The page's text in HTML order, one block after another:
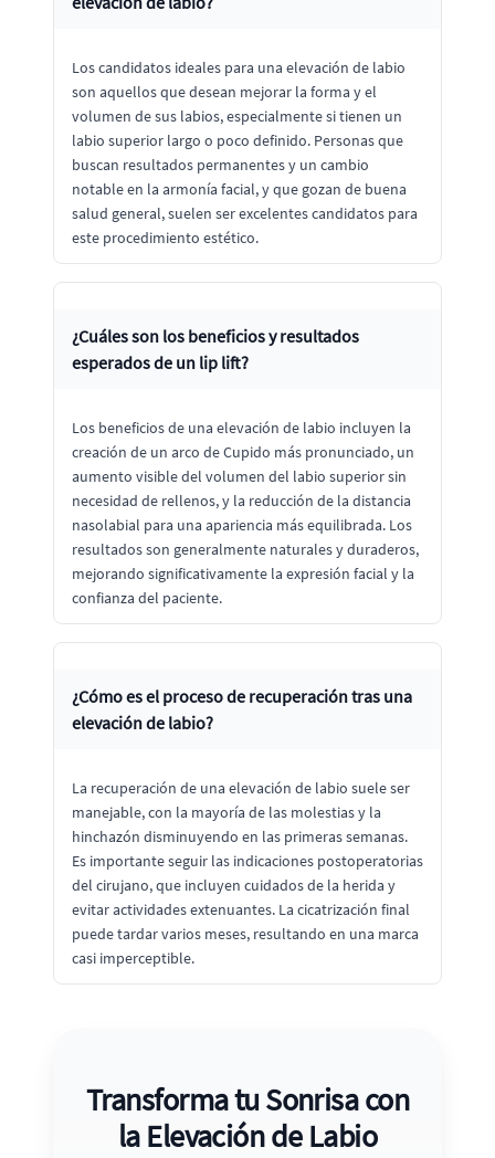
Los candidatos ideales para una elevación de labio
son aquellos que desean mejorar la forma y el
volumen de sus labios, especialmente si tienen un
labio superior largo o poco definido. Personas que
buscan resultados permanentes y un cambio
notable en la armonía facial, y que gozan de buena
salud general, suelen ser excelentes candidatos para
este procedimiento estético.
¿Cuáles son los beneficios y resultados
esperados de un lip lift?
Los beneficios de una elevación de labio incluyen la
creación de un arco de Cupido más pronunciado, un
aumento visible del volumen del labio superior sin
necesidad de rellenos, y la reducción de la distancia
nasolabial para una apariencia más equilibrada. Los
resultados son generalmente naturales y duraderos,
mejorando significativamente la expresión facial y la
confianza del paciente.
¿Cómo es el proceso de recuperación tras una
elevación de labio?
La recuperación de una elevación de labio suele ser
manejable, con la mayoría de las molestias y la
hinchazón disminuyendo en las primeras semanas.
Es importante seguir las indicaciones postoperatorias
del cirujano, que incluyen cuidados de la herida y
evitar actividades extenuantes. La cicatrización final
puede tardar varios meses, resultando en una marca
casi imperceptible.
Transforma tu Sonrisa con
la Elevación de Labio